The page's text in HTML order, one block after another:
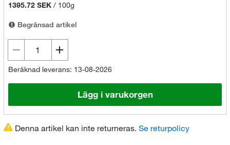
1395.72 SEK/ 100g
Begränsad artikel
Beräknad leverans: 13-08-2026
Lägg i varukorgen
Denna artikel kan inte returneras. Se returpolicy